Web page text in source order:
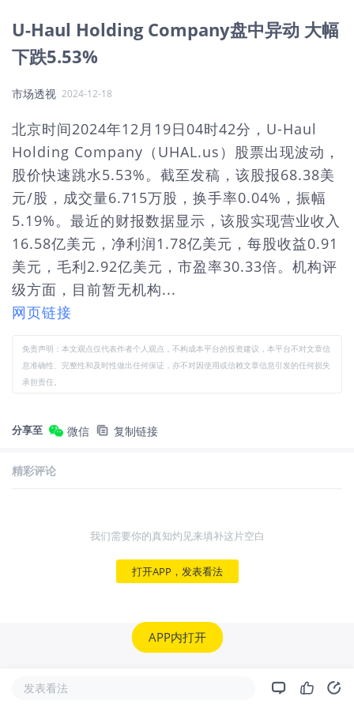
U-Haul Holding Company盘中异动 大幅
下跌5.53%
市场透视 2024-12-18
北京时间2024年12月19日04时42分，U-Haul
Holding Company（UHAL.us）股票出现波动，
股价快速跳水5.53%。截至发稿，该股报68.38美
元/股，成交量6.715万股，换手率0.04%，振幅
5.19%。最近的财报数据显示，该股实现营业收入
16.58亿美元，净利润1.78亿美元，每股收益0.91
美元，毛利2.92亿美元，市盈率30.33倍。机构评
级方面，目前暂无机构...
网页链接
免责声明：本文观点仅代表作者个人观点，不构成本平台的投资建议，本平台不对文章信
息准确性、完整性和及时性做出任何保证，亦不对因使用或信赖文章信息引发的任何损失
承担责任。
分享至 微信 复制链接
精彩评论
我们需要你的真知灼见来填补这片空白
打开APP，发表看法
APP内打开
发表看法